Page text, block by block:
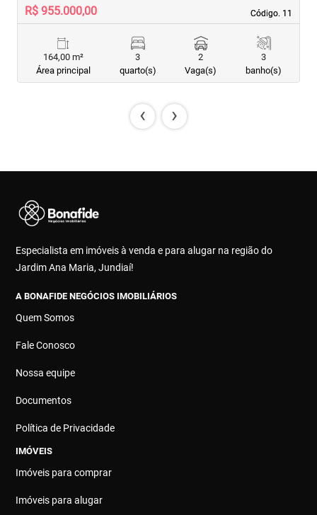
Código. 11
Código. 11
R$ 955.000,00
164,00 m²
Área principal
3
quarto(s)
2
Vaga(s)
3
banho(s)
‹ ›
Especialista em imóveis à venda e para alugar na região do
Jardim Ana Maria, Jundiaí!
A BONAFIDE NEGÓCIOS IMOBILIÁRIOS
Quem Somos
Fale Conosco
Nossa equipe
Documentos
Política de Privacidade
IMÓVEIS
Imóveis para comprar
Imóveis para alugar